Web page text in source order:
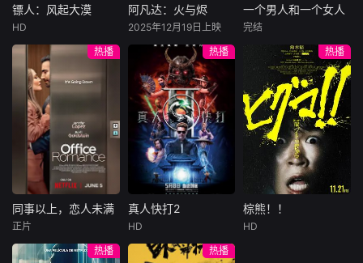
将国宝名画低价卖
给外国人，许雁真
仿造名画、偷天换
日。几经波折，两
人联手在各方势力
的夹缝间巧妙周
旋，共历险阻，破
解重重困境。
人貌似都有犯罪动
机。警察毫无头绪
“不务正业”迈出牧
场，追查牧羊人“躺
平
表、神秘女友全部
备齐，在陈伦的精
瞬间拥有顶配人
生。
镖人：风起大漠
于适
大漠之上，镖人、
官府、西域五大家
族等多方势力盘根
错节、暗潮涌动。
“天字第二号逃犯”
刀马接下特殊押镖
任务，和同伴一起
从西域护镖远赴长
安。不料，他们的
护送对象竟是“天字
郎……天下熙熙皆
镖人：风起大漠
HD
阿凡达：火与烬
佐伊·索尔达娜
西格妮·韦弗
影片聚焦杰克·萨利
与奈蒂莉一家的命
运起伏，在前作的
情感余波之上，深
刻描绘一个家族在
战火中如何成长、
并共同守护血脉相
连的情感纽带的历
程，从而将故事推
维度。此外，潘多
阿凡达：火与烬
2025年12月19日上映
一个男人和一个女人
周汉宁
男人（黄渤
饰）和女人（倪妮
饰）飞机同时落
地，入住同一家酒
店，成为一墙之隔
的邻居。不够隔音
的房间暴露了男人
和女人因生活暂停
陷入的困境，健
康、家庭、婚姻、
一个男人和一个女人
完结
热播
同事以上，恋人未满
布雷特·戈德斯坦
同事以上，恋人未满
正片
热播
真人快打2
阿德莱恩·鲁道夫
真人快打2
HD
热播
棕熊！！
棕熊！！
HD
热播
热播